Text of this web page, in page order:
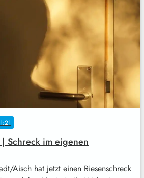
Schreck im eigenen
Aisch hat jetzt einen Riesenschreck